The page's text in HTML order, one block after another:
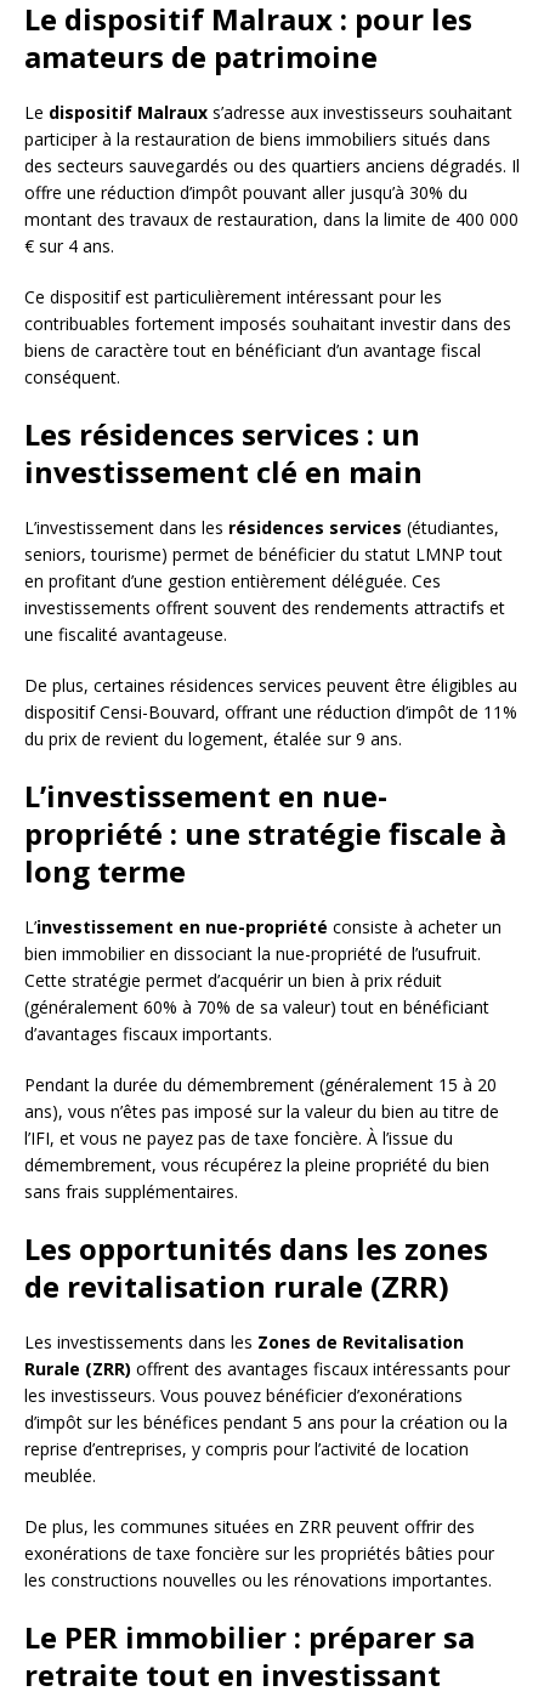
Le dispositif Malraux : pour les
amateurs de patrimoine
Le dispositif Malraux s’adresse aux investisseurs souhaitant
participer à la restauration de biens immobiliers situés dans
des secteurs sauvegardés ou des quartiers anciens dégradés. Il
offre une réduction d’impôt pouvant aller jusqu’à 30% du
montant des travaux de restauration, dans la limite de 400 000
€ sur 4 ans.
Ce dispositif est particulièrement intéressant pour les
contribuables fortement imposés souhaitant investir dans des
biens de caractère tout en bénéficiant d’un avantage fiscal
conséquent.
Les résidences services : un
investissement clé en main
L’investissement dans les résidences services (étudiantes,
seniors, tourisme) permet de bénéficier du statut LMNP tout
en profitant d’une gestion entièrement déléguée. Ces
investissements offrent souvent des rendements attractifs et
une fiscalité avantageuse.
De plus, certaines résidences services peuvent être éligibles au
dispositif Censi-Bouvard, offrant une réduction d’impôt de 11%
du prix de revient du logement, étalée sur 9 ans.
L’investissement en nue-
propriété : une stratégie fiscale à
long terme
L’investissement en nue-propriété consiste à acheter un
bien immobilier en dissociant la nue-propriété de l’usufruit.
Cette stratégie permet d’acquérir un bien à prix réduit
(généralement 60% à 70% de sa valeur) tout en bénéficiant
d’avantages fiscaux importants.
Pendant la durée du démembrement (généralement 15 à 20
ans), vous n’êtes pas imposé sur la valeur du bien au titre de
l’IFI, et vous ne payez pas de taxe foncière. À l’issue du
démembrement, vous récupérez la pleine propriété du bien
sans frais supplémentaires.
Les opportunités dans les zones
de revitalisation rurale (ZRR)
Les investissements dans les Zones de Revitalisation
Rurale (ZRR) offrent des avantages fiscaux intéressants pour
les investisseurs. Vous pouvez bénéficier d’exonérations
d’impôt sur les bénéfices pendant 5 ans pour la création ou la
reprise d’entreprises, y compris pour l’activité de location
meublée.
De plus, les communes situées en ZRR peuvent offrir des
exonérations de taxe foncière sur les propriétés bâties pour
les constructions nouvelles ou les rénovations importantes.
Le PER immobilier : préparer sa
retraite tout en investissant